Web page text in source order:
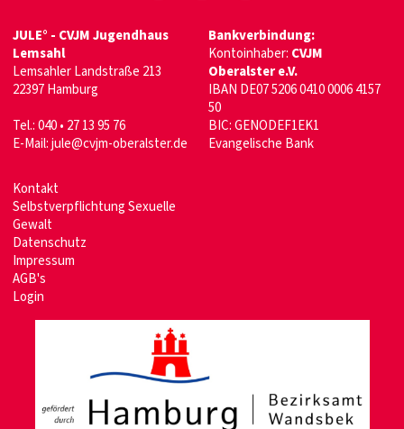
JULE° - CVJM Jugendhaus
Lemsahl
Lemsahler Landstraße 213
22397 Hamburg
Tel.: 040 • 27 13 95 76
E-Mail:jule@cvjm-oberalster.de
Bankverbindung:
Kontoinhaber: CVJM
Oberalster e.V.
IBAN DE07 5206 0410 0006 4157
50
BIC: GENODEF1EK1
Evangelische Bank
Kontakt
Selbstverpflichtung Sexuelle
Gewalt
Datenschutz
Impressum
AGB's
Login